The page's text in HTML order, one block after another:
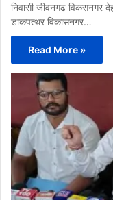
निवासी जीवनगढ विकसनगर
डाकपत्थर विकासनगर…
Read More »